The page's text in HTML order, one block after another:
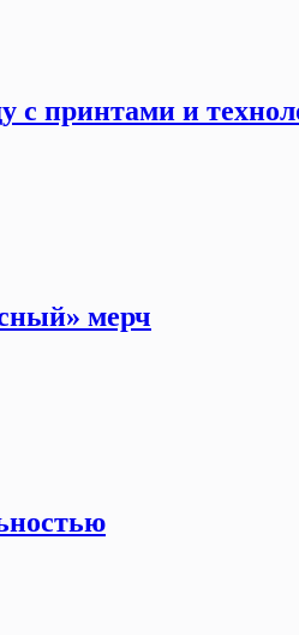
с принтами и
мерч